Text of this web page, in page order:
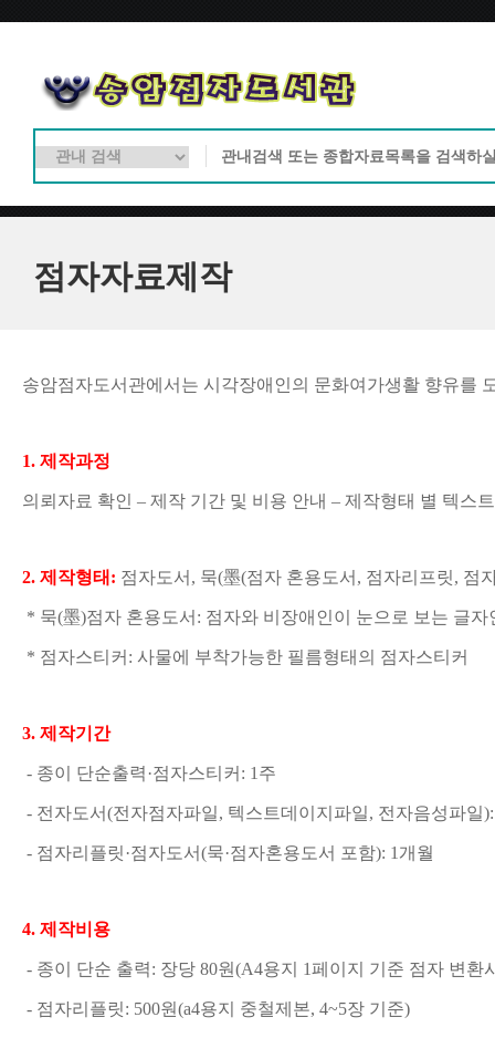
점자자료제작
송암점자도서관에서는 시각장애인의 문화여가생활 향유를
1. 제작과정
의뢰자료 확인 – 제작 기간 및 비용 안내 – 제작형태 별 텍스
2. 제작형태 : 점자도서, 묵(墨(점자 혼용도서, 점자리프릿, 점
* 묵(墨)점자 혼용도서: 점자와 비장애인이 눈으로 보는 글
* 점자스티커 : 사물에 부착가능한 필름형태의 점자스티커
3. 제작기간
- 종이 단순출력 ·점자스티커: 1 주
- 전자도서(전자점자파일, 텍스트데이지파일, 전자음성파일
- 점자리플릿 ·점자도서(묵·점자혼용도서 포함): 1 개월
4. 제작비용
- 종이 단순 출력: 장당 80원(A4용지 1페이지 기준 점자 변환
- 점자리플릿: 500원(a4용지 중철제본, 4~5장 기준)